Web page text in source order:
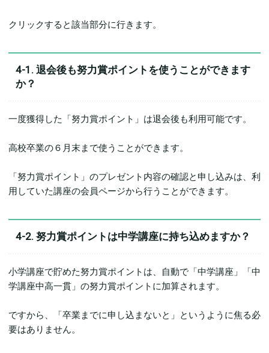
クリックすると該当部分に行きます。
4-1. 退会後も努力賞ポイントを使うことができます
か？
一度獲得した「努力賞ポイント」は退会後も利用可能です。
高校卒業の６月末まで使うことができます。
「努力賞ポイント」のプレゼント内容の確認と申し込みは、利
用していた講座の会員ページから行うことができます。
4-2. 努力賞ポイントは中学講座に持ち込めますか？
小学講座で貯めた努力賞ポイントは、自動で「中学講座」「中
学講座中高一貫」の努力賞ポイントに加算されます。
ですから、「卒業までに申し込まないと」というように焦る必
要はありません。